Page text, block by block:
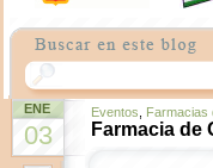
ENE
03
Eventos Farmacias
Farmacia de